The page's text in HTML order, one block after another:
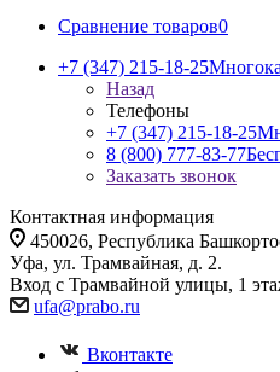
Сравнение товаров0
+7 (347) 215-18-25
Назад
Телефоны
+7 (347) 215-18-25
8 (800) 777-83-77
Заказать звонок
Контактная информация
450026, Республика
Уфа, ул. Трамвайная, д. 2.
Вход с Трамвайной улицы, 1
ufa@prabo.ru
Вконтакте